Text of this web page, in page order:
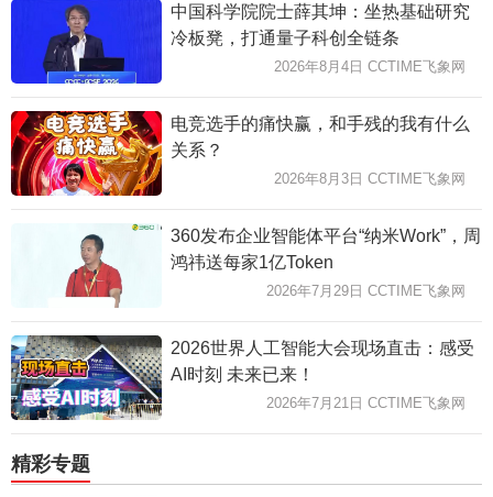
中国科学院院士薛其坤：坐热基础研究
冷板凳，打通量子科创全链条
2026年8月4日 CCTIME飞象网
电竞选手的痛快赢，和手残的我有什么
关系？
2026年8月3日 CCTIME飞象网
360发布企业智能体平台“纳米Work”，周
鸿祎送每家1亿Token
2026年7月29日 CCTIME飞象网
2026世界人工智能大会现场直击：感受
AI时刻 未来已来！
2026年7月21日 CCTIME飞象网
精彩专题